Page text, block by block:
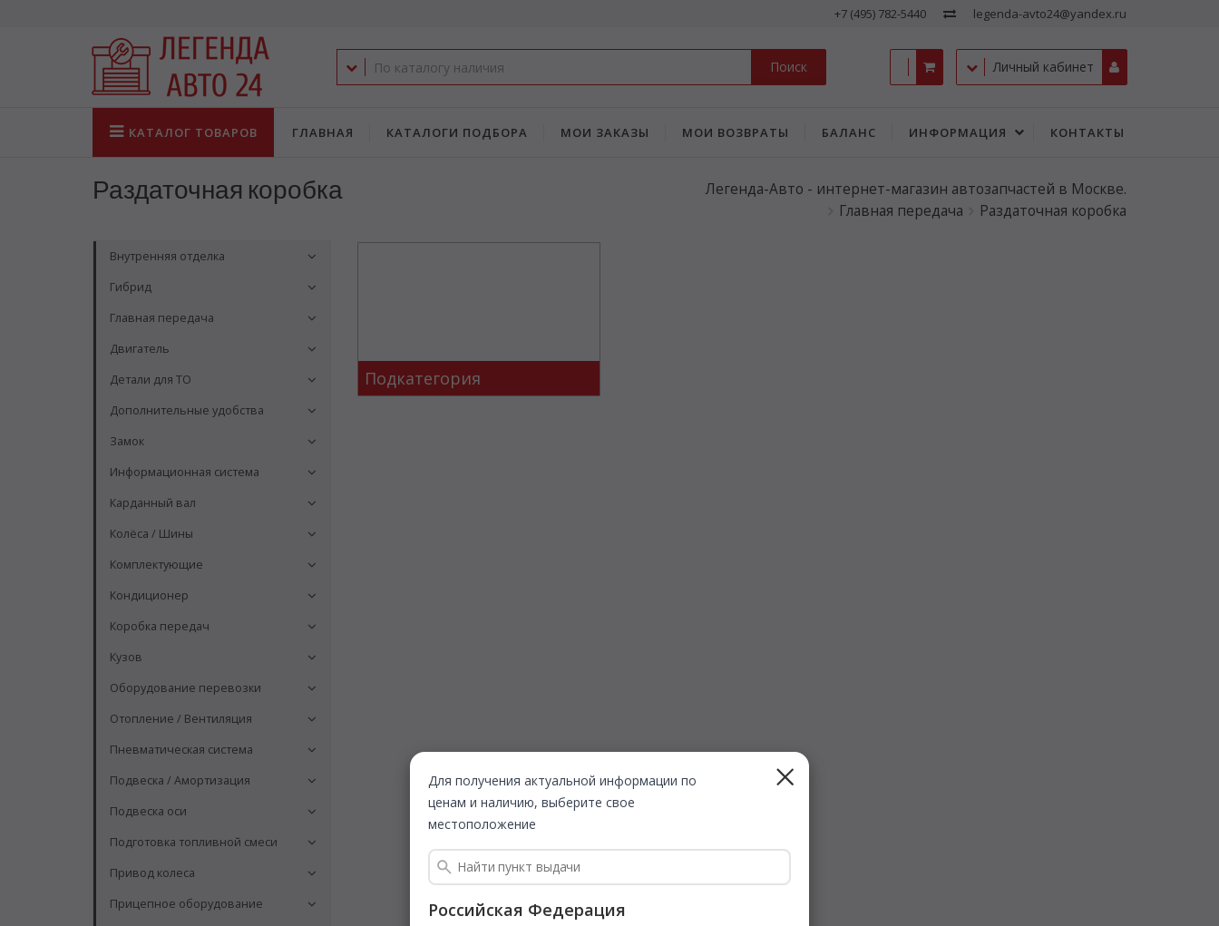
+7 (495) 782-5440 legenda-avto24@yandex.ru
Для получения актуальной информации по
ценам и наличию, выберите свое
местоположение
Российская Федерация
Поиск Личный кабинет
КАТАЛОГ ТОВАРОВ ГЛАВНАЯ КАТАЛОГИ ПОДБОРА МОИ ЗАКАЗЫ МОИ ВОЗВРАТЫ БАЛАНС ИНФОРМАЦИЯ КОНТАКТЫ
Раздаточная коробка
Легенда-Авто - интернет-магазин автозапчастей в Москве.
Главная передача
Раздаточная коробка
Внутренняя отделка
Гибрид
Главная передача
Двигатель
Детали для ТО
Дополнительные удобства
Замок
Информационная система
Карданный вал
Колёса / Шины
Комплектующие
Кондиционер
Коробка передач
Кузов
Оборудование перевозки
Отопление / Вентиляция
Пневматическая система
Подвеска / Амортизация
Подвеска оси
Подготовка топливной смеси
Привод колеса
Прицепное оборудование
Подкатегория